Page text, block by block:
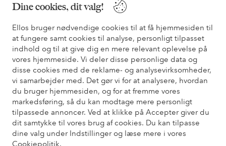
Dine cookies, dit valg!
Ellos bruger nødvendige cookies til at få hjemmesiden til
at fungere samt cookies til analyse, personligt tilpasset
indhold og til at give dig en mere relevant oplevelse på
vores hjemmeside. Vi deler disse personlige data og
disse cookies med de reklame- og analysevirksomheder,
vi samarbejder med. Det gør vi for at analysere, hvordan
du bruger hjemmesiden, og for at fremme vores
markedsføring, så du kan modtage mere personligt
tilpassede annoncer. Ved at klikke på Accepter giver du
dit samtykke til vores brug af cookies. Du kan tilpasse
dine valg under Indstillinger og læse mere i vores
Cookiepolitik.
* Se tilbudsbetingelser ved registrering
Har du brug for hjælp?
Du kan finde svar på de oftest stillede spørgsmål i vores FAQ.
Du kan også finde oplysninger om, hvordan du kontakter os.
Kundeservice Bestilling Betalingsmåde
Mine sider